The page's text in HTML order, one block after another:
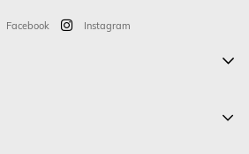
Facebook Instagram